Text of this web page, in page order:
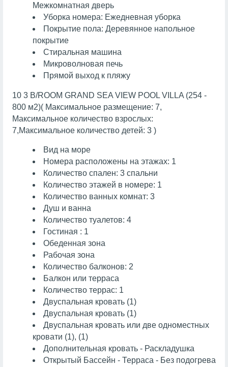
Межкомнатная дверь
Уборка номера: Ежедневная уборка
Покрытие пола: Деревянное напольное
покрытие
Стиральная машина
Микроволновая печь
Прямой выход к пляжу
10 3 B/ROOM GRAND SEA VIEW POOL VILLA (254 -
800 м2)( Максимальное размещение: 7,
Максимальное количество взрослых:
7,Максимальное количество детей: 3 )
Вид на море
Номера расположены на этажах: 1
Количество спален: 3 спальни
Количество этажей в номере: 1
Количество ванных комнат: 3
Душ и ванна
Количество туалетов: 4
Гостиная : 1
Обеденная зона
Рабочая зона
Количество балконов: 2
Балкон или терраса
Количество террас: 1
Двуспальная кровать (1)
Двуспальная кровать (1)
Двуспальная кровать или две одноместных
кровати (1), (1)
Дополнительная кровать - Раскладушка
Открытый Бассейн - Терраса - Без подогрева